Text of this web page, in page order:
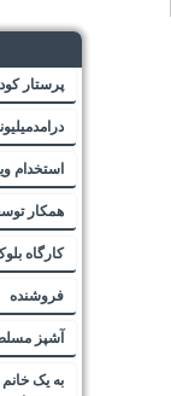
استخدام
همکار
کارگاه
فروشنده
آشپز مسلط
به یک
رستوران